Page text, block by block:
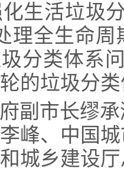
生活垃圾
理全生命
分类体系
的垃圾分
副市长缪
峰、中国
城乡建设